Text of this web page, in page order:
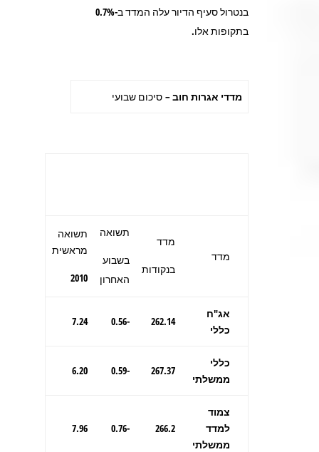
בנטרול סעיף הדיור עלה המדד ב-0.7%
בתקופות אלו.
מדדי אגרות חוב –סיכום שבועי
מדד
מדד
בנקודות
תשואה
בשבוע
האחרון
תשואה
מראשית
2010
אג"ח
כללי
262.14
-0.56
7.24
כללי
ממשלתי
267.37
-0.59
6.20
צמוד
למדד
ממשלתי
266.2
-0.76
7.96